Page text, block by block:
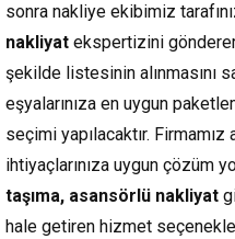
sonra nakliye ekibimiz
nakliyat ekspertizini
şekilde listesinin alınmasını
eşyalarınıza en uygun
seçimi yapılacaktır.
ihtiyaçlarınıza uygun çözüm
taşıma, asansörlü nakliyat
hale getiren hizmet